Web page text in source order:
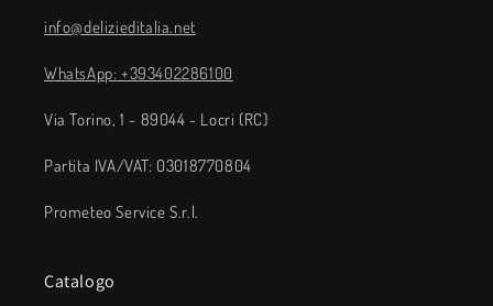
info@delizieditalia.net
WhatsApp: +393402286100
Via Torino, 1 - 89044 - Locri (RC)
Partita IVA/VAT: 03018770804
Prometeo Service S.r.l.
Catalogo